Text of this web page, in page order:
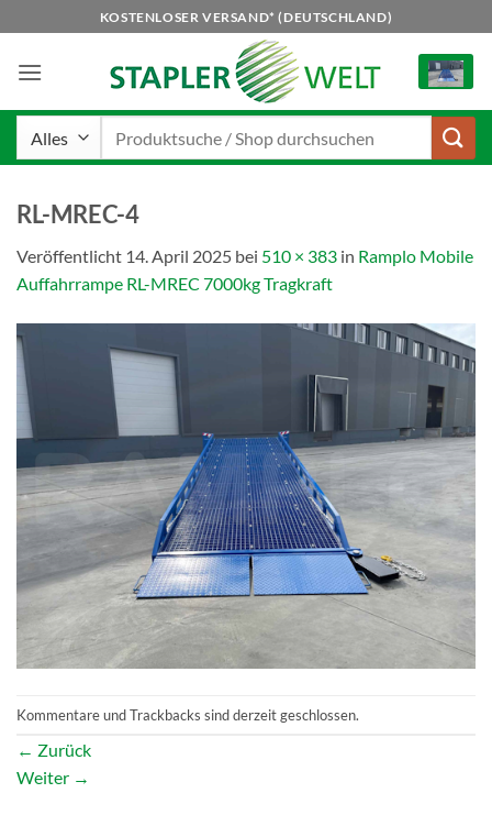
Inhalt
springen
KOSTENLOSER VERSAND* (DEUTSCHLAND)
RL-MREC-4
Veröffentlicht 14. April 2025 bei 510 × 383 in Ramplo Mobile
Auffahrrampe RL-MREC 7000kg Tragkraft
Kommentare und Trackbacks sind derzeit geschlossen.
← Zurück
Weiter →